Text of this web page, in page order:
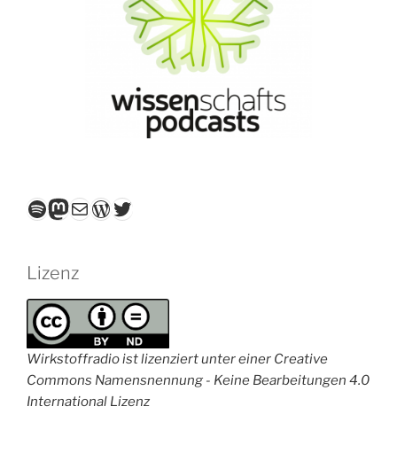
Spotify
Mastodon
E-MailWordPress
Twitter
Lizenz
Wirkstoffradio ist lizenziert unter einer Creative
Commons Namensnennung - Keine Bearbeitungen 4.0
International Lizenz